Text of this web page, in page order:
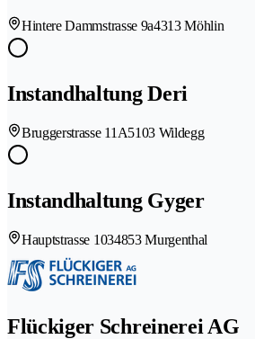
Hintere Dammstrasse 9a4313 Möhlin
Instandhaltung Deri
Bruggerstrasse 11A5103 Wildegg
Instandhaltung Gyger
Hauptstrasse 1034853 Murgenthal
Flückiger Schreinerei AG